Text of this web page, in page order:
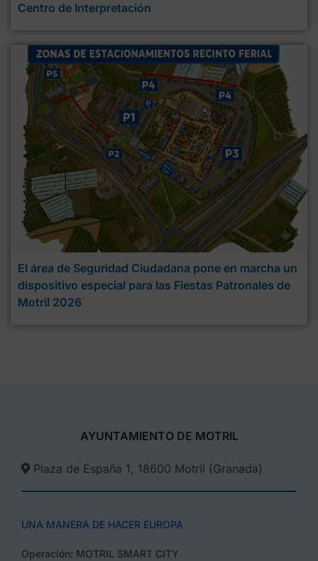
Centro de Interpretación
El área de Seguridad Ciudadana pone en marcha un
dispositivo especial para las Fiestas Patronales de
Motril 2026
AYUNTAMIENTO DE MOTRIL
Plaza de España 1, 18600 Motril (Granada)​
UNA MANERA DE HACER EUROPA
Operación: MOTRIL SMART CITY